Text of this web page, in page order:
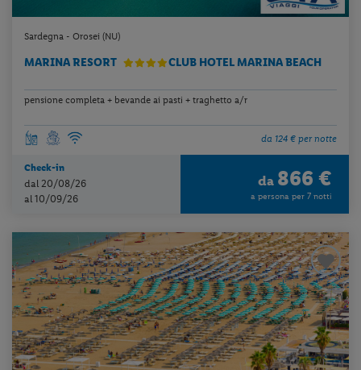
Sardegna - Orosei (NU)
MARINA RESORT CLUB HOTEL MARINA BEACH
pensione completa + bevande ai pasti + traghetto a/r
da 124 € per notte
Check-in
dal 20/08/26
al 10/09/26
da 866 €
a persona per 7 notti